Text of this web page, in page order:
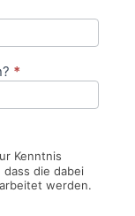
*
Kenntnis
die dabei
werden.